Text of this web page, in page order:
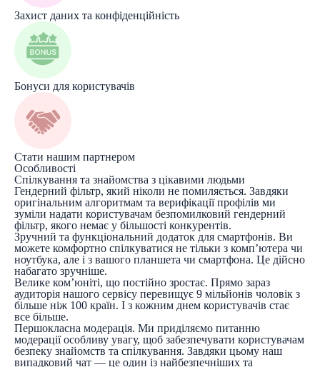
Захист даних та конфіденційність
Бонуси для користувачів
Стати нашим партнером
Особливості
Спілкування та знайомства з цікавими людьми
Гендерний фільтр, який ніколи не помиляється. Завдяки
оригінальним алгоритмам та верифікації профілів ми
зуміли надати користувачам безпомилковий гендерний
фільтр, якого немає у більшості конкурентів.
Зручний та функціональний додаток для смартфонів. Ви
можете комфортно спілкуватися не тільки з комп’ютера чи
ноутбука, але і з вашого планшета чи смартфона. Це дійсно
набагато зручніше.
Велике ком’юніті, що постійно зростає. Прямо зараз
аудиторія нашого сервісу перевищує 9 мільйонів чоловік з
більше ніж 100 країн. І з кожним днем користувачів стає
все більше.
Першокласна модерація. Ми приділяємо питанню
модерації особливу увагу, щоб забезпечувати користувачам
безпеку знайомств та спілкування. Завдяки цьому наш
випадковий чат — це один із найбезпечніших та